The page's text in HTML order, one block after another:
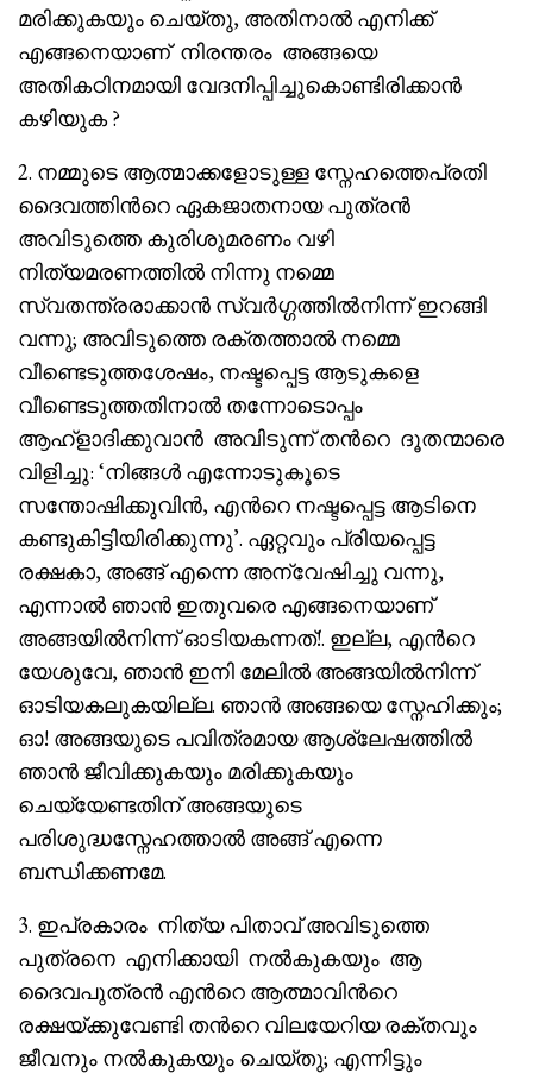
മരിക്കുകയും ചെയ്തു, അതിനാൽ എനിക്ക്
എങ്ങനെയാണ് നിരന്തരം അങ്ങയെ
അതികഠിനമായി വേദനിപ്പിച്ചുകൊണ്ടിരിക്കാൻ
കഴിയുക ?
2. നമ്മുടെ ആത്മാക്കളോടുള്ള സ്നേഹത്തെപ്രതി
ദൈവത്തിൻറെ ഏകജാതനായ പുത്രൻ
അവിടുത്തെ കുരിശുമരണം വഴി
നിത്യമരണത്തിൽ നിന്നു നമ്മെ
സ്വതന്ത്രരാക്കാൻ സ്വർഗ്ഗത്തിൽനിന്ന് ഇറങ്ങി
വന്നു; അവിടുത്തെ രക്തത്താൽ നമ്മെ
വീണ്ടെടുത്തശേഷം, നഷ്ടപ്പെട്ട ആടുകളെ
വീണ്ടെടുത്തതിനാൽ തന്നോടൊപ്പം
ആഹ്ളാദിക്കുവാൻ അവിടുന്ന് തൻറെ ദൂതന്മാരെ
വിളിച്ചു: ‘നിങ്ങൾ എന്നോടുകൂടെ
സന്തോഷിക്കുവിൻ, എൻറെ നഷ്ടപ്പെട്ട ആടിനെ
കണ്ടുകിട്ടിയിരിക്കുന്നു’. ഏറ്റവും പ്രിയപ്പെട്ട
രക്ഷകാ, അങ്ങ് എന്നെ അന്വേഷിച്ചു വന്നു,
എന്നാൽ ഞാൻ ഇതുവരെ എങ്ങനെയാണ്
അങ്ങയിൽനിന്ന് ഓടിയകന്നത്!. ഇല്ല, എൻറെ
യേശുവേ, ഞാൻ ഇനി മേലിൽ അങ്ങയിൽനിന്ന്
ഓടിയകലുകയില്ല. ഞാൻ അങ്ങയെ സ്നേഹിക്കും;
ഓ! അങ്ങയുടെ പവിത്രമായ ആശ്ലേഷത്തിൽ
ഞാൻ ജീവിക്കുകയും മരിക്കുകയും
ചെയ്യേണ്ടതിന് അങ്ങയുടെ
പരിശുദ്ധസ്നേഹത്താൽ അങ്ങ് എന്നെ
ബന്ധിക്കണമേ.
3. ഇപ്രകാരം നിത്യ പിതാവ് അവിടുത്തെ
പുത്രനെ എനിക്കായി നൽകുകയും ആ
ദൈവപുത്രൻ എൻറെ ആത്മാവിൻറെ
രക്ഷയ്ക്കുവേണ്ടി തൻറെ വിലയേറിയ രക്തവും
ജീവനും നൽകുകയും ചെയ്തു; എന്നിട്ടും